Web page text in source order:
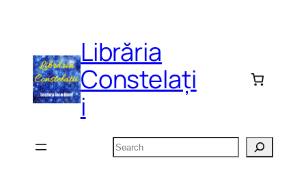
Librăria
Constelați
i
Search